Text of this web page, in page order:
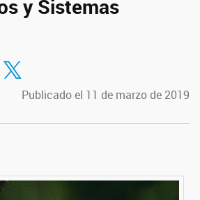
y Sistemas
en Facebook
Compartir en Twitter
Publicado el 11 de marzo de 2019